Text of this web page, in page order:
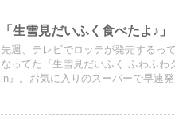
「生雪見だいふく食べたよ♪」
先週、テレビでロッテが発売するっ
なってた『生雪見だいふく ふわふわ
in』。お気に入りのスーパーで早速発